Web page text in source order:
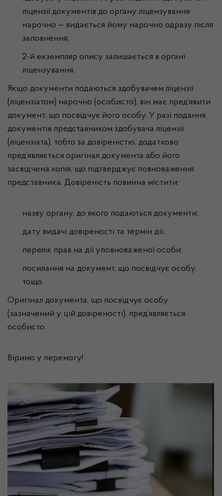
ліцензії документів до органу ліцензування
нарочно — видається йому нарочно одразу після
заповнення;
2-й екземпляр опису залишається в органі
ліцензування.
Якщо документи подаються здобувачем ліцензії
(ліцензіатом) нарочно (особисто), він має пред’явити
документ, що посвідчує його особу. У разі подання
документів представником здобувача ліцензії
(ліцензіата), тобто за довіреністю, додатково
пред’являється оригінал документа або його
засвідчена копія, що підтверджує повноваження
представника. Довіреність повинна містити:
назву органу, до якого подаються документи;
дату видачі довіреності та термін дії;
перелік прав на дії уповноваженої особи;
посилання на документ, що посвідчує особу,
тощо.
Оригінал документа, що посвідчує особу
(зазначений у цій довіреності), пред’являється
особисто.
Віримо у перемогу!